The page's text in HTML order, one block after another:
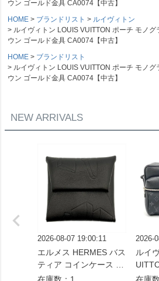
ウン ゴールド金具 CA0074【中古】
HOME
ブランドリスト
ルイヴィトン
ルイヴィトン LOUIS VUITTON ポーチ モノ
ウン ゴールド金具 CA0074【中古】
HOME
ブランドリスト
ルイヴィトン LOUIS VUITTON ポーチ モノ
ウン ゴールド金具 CA0074【中古】
NEW ARRIVALS
2026-08-07 19:00:11
エルメス HERMES バス
ティア コインケース ス
イフト X刻印 ノワール
在庫数：1
2026-
ルイ
ッセ
在庫